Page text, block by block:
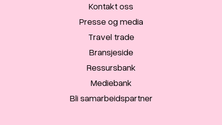
Kontakt oss
Presse og media
Travel trade
Bransjeside
Ressursbank
Mediebank
Bli samarbeidspartner